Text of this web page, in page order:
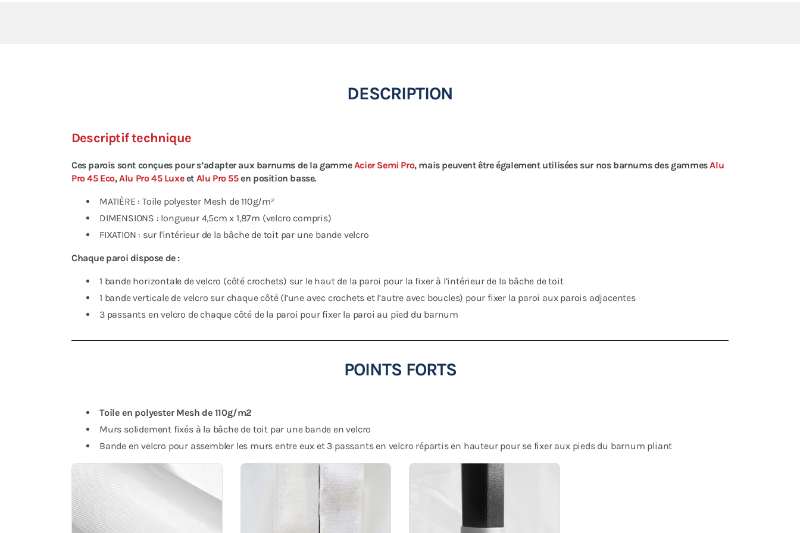
DESCRIPTION
Descriptif technique
Ces parois sont conçues pour s’adapter aux barnums de la gammeAcier Semi Pro, mais peuvent être également utilisées sur nos barnums des gammesAlu
Pro 45 Eco,Alu Pro 45 Luxeet Alu Pro 55en position basse.
MATIÈRE : Toile polyester Mesh de 110g/m²
DIMENSIONS : longueur 4,5cm x 1,87m (velcro compris)
FIXATION : sur l'intérieur de la bâche de toit par une bande velcro
Chaque paroi dispose de :
1 bande horizontale de velcro (côté crochets) sur le haut de la paroi pour la fixer à l’intérieur de la bâche de toit
1 bande verticale de velcro sur chaque côté (l’une avec crochets et l’autre avec boucles) pour fixer la paroi aux parois adjacentes
3 passants en velcro de chaque côté de la paroi pour fixer la paroi au pied du barnum
POINTS FORTS
Toile en polyester Mesh de 110g/m2
Murs solidement fixés à la bâche de toit par une bande en velcro
Bande en velcro pour assembler les murs entre eux et 3 passants en velcro répartis en hauteur pour se fixer aux pieds du barnum pliant